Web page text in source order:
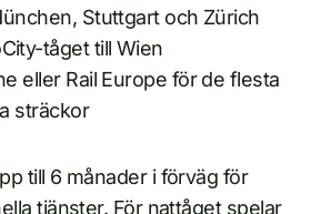
Stuttgart och Zürich
tåget till Wien
eller Rail Europe för de flesta
sträckor
till 6 månader i förväg för
tjänster. För nattåget spelar